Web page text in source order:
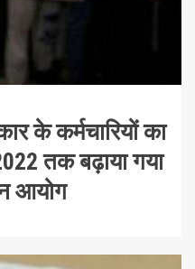
के कर्मचारियों का
तक बढ़ाया गया
आयोग